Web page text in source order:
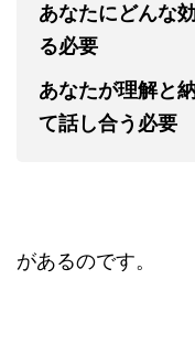
あなたにどんな
る必要
あなたが理解と
て話し合う必要
があるのです。